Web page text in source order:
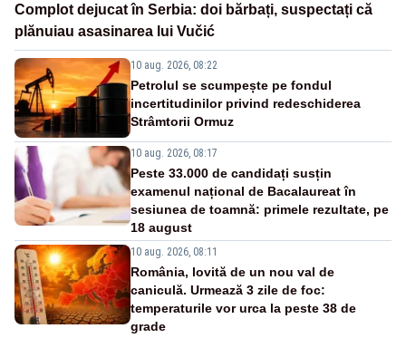
Complot dejucat în Serbia: doi bărbați, suspectați că
plănuiau asasinarea lui Vučić
10 aug. 2026, 08:22
Petrolul se scumpește pe fondul
incertitudinilor privind redeschiderea
Strâmtorii Ormuz
10 aug. 2026, 08:17
Peste 33.000 de candidați susțin
examenul național de Bacalaureat în
sesiunea de toamnă: primele rezultate, pe
18 august
10 aug. 2026, 08:11
România, lovită de un nou val de
caniculă. Urmează 3 zile de foc:
temperaturile vor urca la peste 38 de
grade